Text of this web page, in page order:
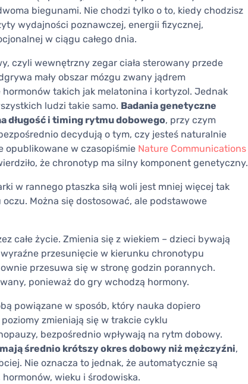
biegunami. Nie chodzi tylko o to, kiedy chodzisz
wydajności poznawczej, energii fizycznej,
w ciągu całego dnia.
czyli wewnętrzny zegar ciała sterowany przede
mały obszar mózgu zwany jądrem
takich jak melatonina i kortyzol. Jednak
ludzi takie samo. Badania genetyczne
długość i timing rytmu dobowego, przy czym
decydują o tym, czy jesteś naturalnie
opublikowane w czasopiśmie Nature Communications
że chronotyp ma silny komponent genetyczny.
w rannego ptaszka siłą woli jest mniej więcej tak
Można się dostosować, ale podstawowe
całe życie. Zmienia się z wiekiem – dzieci bywają
przesunięcie w kierunku chronotypu
przesuwa się w stronę godzin porannych.
ponieważ do gry wchodzą hormony.
powiązane w sposób, który nauka dopiero
zmieniają się w trakcie cyklu
bezpośrednio wpływają na rytm dobowy.
średnio krótszy okres dobowy niż mężczyźni,
Nie oznacza to jednak, że automatycznie są
wieku i środowiska.